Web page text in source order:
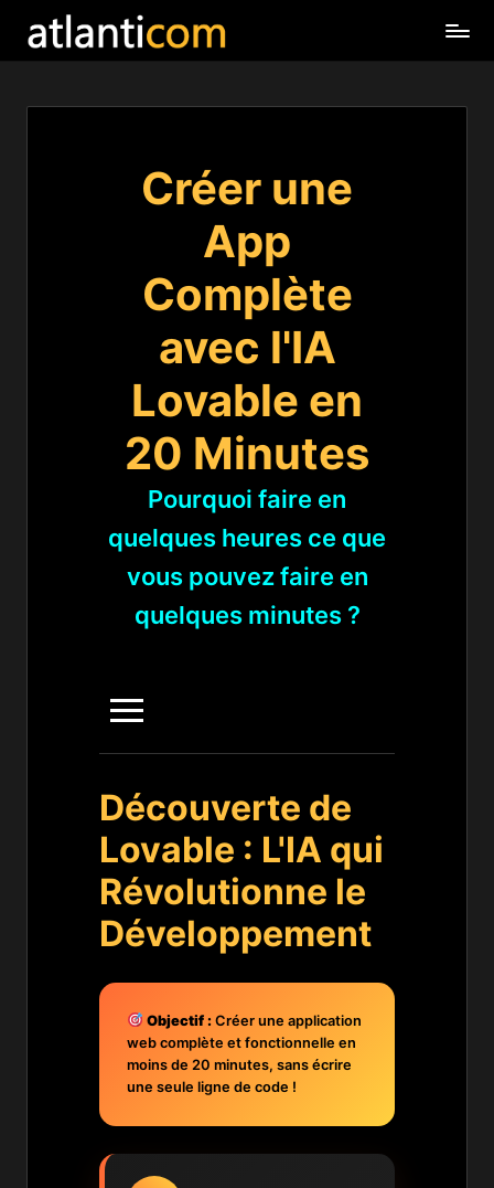
Créer une
App
Complète
avec l'IA
Lovable en
20 Minutes
Pourquoi faire en
quelques heures ce que
vous pouvez faire en
quelques minutes ?
Découverte de
Lovable : L'IA qui
Révolutionne le
Développement
Objectif :Créer une application
web complète et fonctionnelle en
moins de 20 minutes, sans écrire
une seule ligne de code !